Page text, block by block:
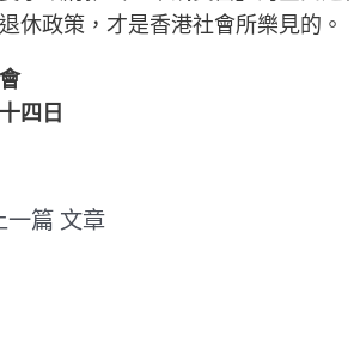
休政策，才是香港社會所樂見的。
四日
一篇 文章